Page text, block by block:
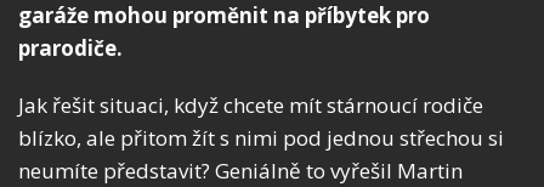
garáže mohou proměnit na příbytek pro
prarodiče.
Jak řešit situaci, když chcete mít stárnoucí rodiče
blízko, ale přitom žít s nimi pod jednou střechou si
neumíte představit? Geniálně to vyřešil Martin